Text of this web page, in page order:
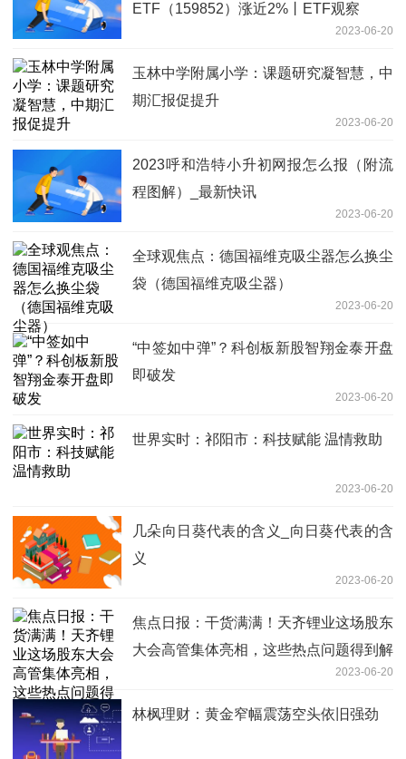
ETF（159852）涨近2%丨ETF观察
2023-06-20
玉林中学附属小学：课题研究凝智慧，中
期汇报促提升
2023-06-20
2023呼和浩特小升初网报怎么报（附流
程图解）_最新快讯
2023-06-20
全球观焦点：德国福维克吸尘器怎么换尘
袋（德国福维克吸尘器）
2023-06-20
“中签如中弹”？科创板新股智翔金泰开盘
即破发
2023-06-20
世界实时：祁阳市：科技赋能 温情救助
2023-06-20
几朵向日葵代表的含义_向日葵代表的含
义
2023-06-20
焦点日报：干货满满！天齐锂业这场股东
大会高管集体亮相，这些热点问题得到解
2023-06-20
林枫理财：黄金窄幅震荡空头依旧强劲